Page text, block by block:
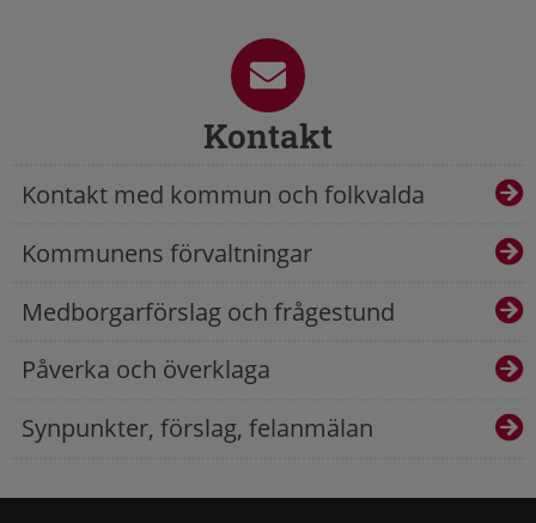
Kontakt
Kontakt med kommun och folkvalda
Kommunens förvaltningar
Medborgarförslag och frågestund
Påverka och överklaga
Synpunkter, förslag, felanmälan